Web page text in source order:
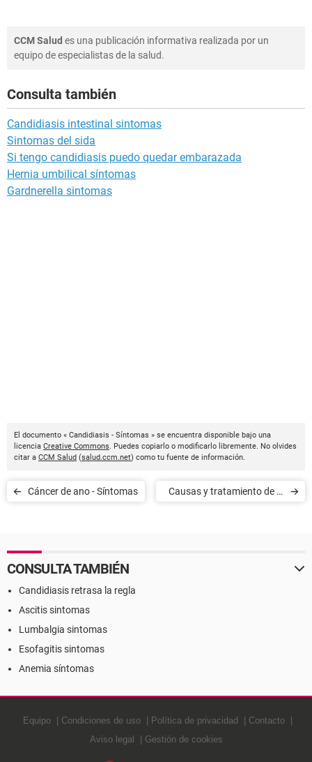
CCM Salud es una publicación informativa realizada por un
equipo de especialistas de la salud.
Consulta también
Candidiasis intestinal sintomas
Sintomas del sida
Si tengo candidiasis puedo quedar embarazada
Hernia umbilical síntomas
Gardnerella sintomas
El documento « Candidiasis - Síntomas » se encuentra disponible bajo una
licencia Creative Commons. Puedes copiarlo o modificarlo libremente. No olvides
citar a CCM Salud (salud.ccm.net) como tu fuente de información.
Cáncer de ano - Síntomas
Causas y tratamiento de la
CONSULTA TAMBIÉN
Candidiasis retrasa la regla
Ascitis sintomas
Lumbalgia sintomas
Esofagitis sintomas
Anemia síntomas
Equipo Condiciones de uso Política de privacidad
Contacto
Aviso legal
Gestión de cookies